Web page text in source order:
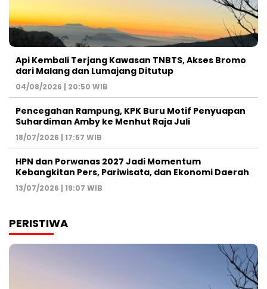
Api Kembali Terjang Kawasan TNBTS, Akses Bromo
dari Malang dan Lumajang Ditutup
04/08/2026 | 20:50 WIB
Pencegahan Rampung, KPK Buru Motif Penyuapan
Suhardiman Amby ke Menhut Raja Juli
18/07/2026 | 17:57 WIB
HPN dan Porwanas 2027 Jadi Momentum
Kebangkitan Pers, Pariwisata, dan Ekonomi Daerah
13/07/2026 | 19:07 WIB
PERISTIWA